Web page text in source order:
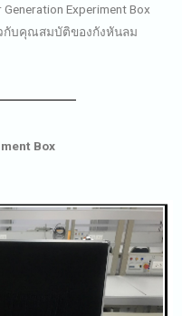
Experiment Box
กับคุณสมบัติของกังหันลม
Box